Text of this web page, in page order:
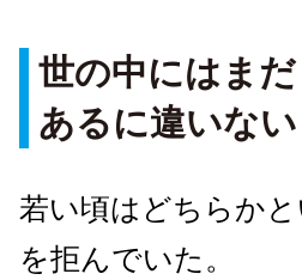
世の中にはま
あるに違いない
若い頃はどちらか
を拒んでいた。